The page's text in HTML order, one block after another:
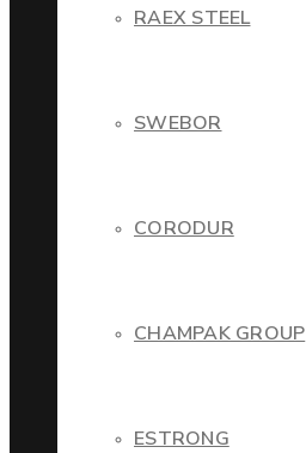
RAEX STEEL
SWEBOR
CORODUR
CHAMPAK GROUP
ESTRONG